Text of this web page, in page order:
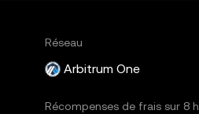
Réseau
Arbitrum One
Récompenses de frais sur 8 h